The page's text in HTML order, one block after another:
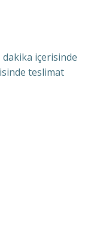
içerisinde
teslimat